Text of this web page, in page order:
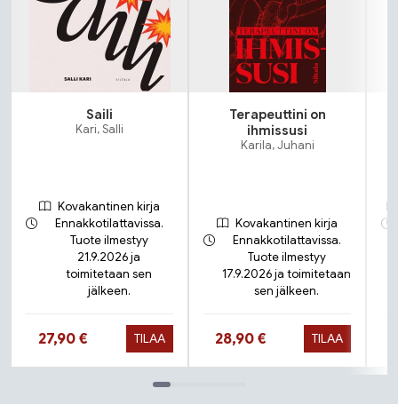
Saili
Kari, Salli
Kovakantinen kirja
Ennakkotilattavissa.
Tuote ilmestyy
21.9.2026 ja
toimitetaan sen
jälkeen.
Hinta nyt
27,90 € TILAA
Terapeuttini on
ihmissusi
Karila, Juhani
Kovakantinen kirja
Ennakkotilattavissa.
Tuote ilmestyy
17.9.2026 ja toimitetaan
sen jälkeen.
Hinta nyt
28,90 € TILAA